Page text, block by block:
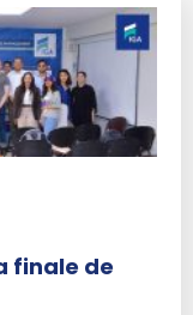
finale de